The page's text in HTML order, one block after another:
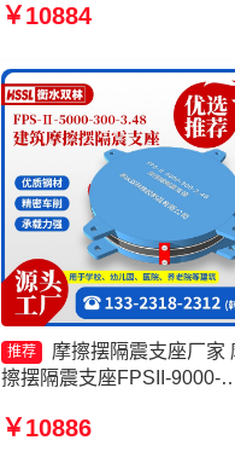
FPSII-5000-350-3.81生产
￥10884
推荐
摩擦摆隔震支座厂家
擦摆隔震支座FPSII-9000-
厂 摩擦摆隔震支座FPSII-
￥10886